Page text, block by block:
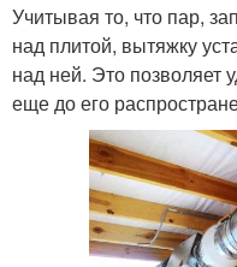
Учитывая то, что пар,
над плитой, вытяжку
над ней. Это позволяет
еще до его